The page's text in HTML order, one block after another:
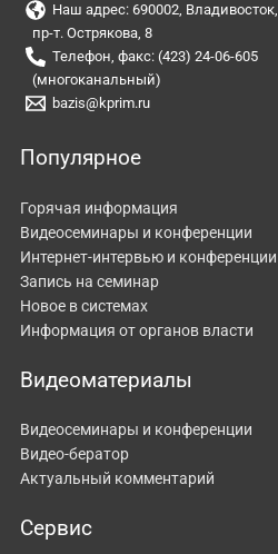
Наш адрес: 690002, Владивосток,
пр-т. Острякова, 8
Телефон, факс: (423) 24-06-605
(многоканальный)
bazis@kprim.ru
Популярное
Горячая информация
Видеосеминары и конференции
Интернет-интервью и конференции
Запись на семинар
Новое в системах
Информация от органов власти
Видеоматериалы
Видеосеминары и конференции
Видео-бератор
Актуальный комментарий
Сервис